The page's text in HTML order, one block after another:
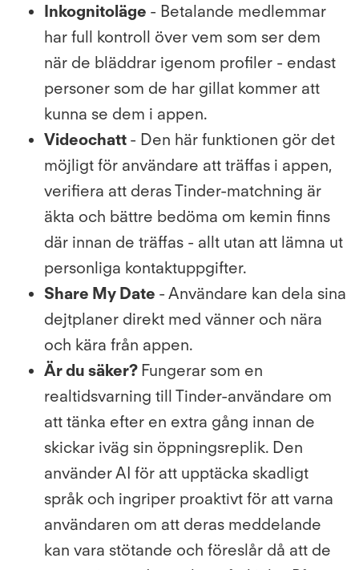
Inkognitoläge - Betalande medlemmar
har full kontroll över vem som ser dem
när de bläddrar igenom profiler - endast
personer som de har gillat kommer att
kunna se dem i appen.
Videochatt - Den här funktionen gör det
möjligt för användare att träffas i appen,
verifiera att deras Tinder-matchning är
äkta och bättre bedöma om kemin finns
där innan de träffas - allt utan att lämna ut
personliga kontaktuppgifter.
Share My Date - Användare kan dela sina
dejtplaner direkt med vänner och nära
och kära från appen.
Är du säker? Fungerar som en
realtidsvarning till Tinder-användare om
att tänka efter en extra gång innan de
skickar iväg sin öppningsreplik. Den
använder AI för att upptäcka skadligt
språk och ingriper proaktivt för att varna
användaren om att deras meddelande
kan vara stötande och föreslår då att de